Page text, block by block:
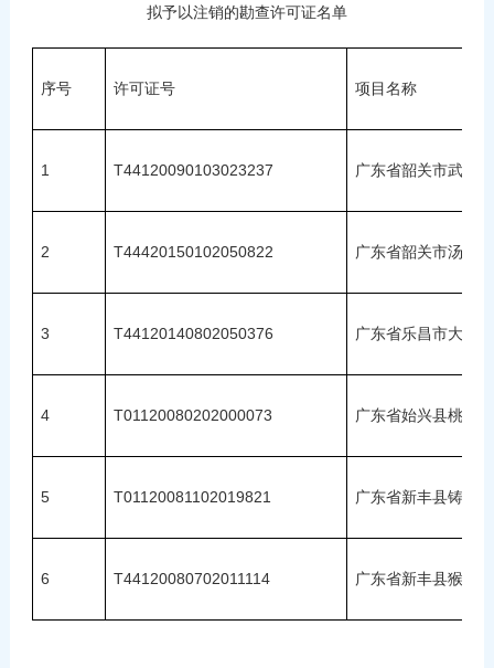
拟予以注销的勘查许可证名单
序号 许可证号 项目名称
1 T44120090103023237 广东省韶关市武江
2 T44420150102050822 广东省韶关市汤屋
3 T44120140802050376 广东省乐昌市大石
4 T01120080202000073 广东省始兴县桃树
5 T01120081102019821 广东省新丰县铸银
6 T44120080702011114 广东省新丰县猴坑